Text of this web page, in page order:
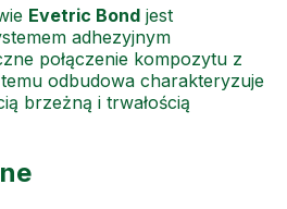
Evetric Bond jest
adhezyjnym
połączenie kompozytu z
odbudowa charakteryzuje
brzeżną i trwałością